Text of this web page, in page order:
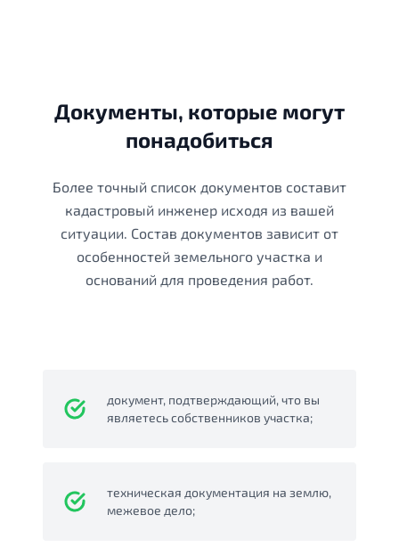
Документы, которые могут
понадобиться
Более точный список документов составит
кадастровый инженер исходя из вашей
ситуации. Состав документов зависит от
особенностей земельного участка и
оснований для проведения работ.
документ, подтверждающий, что вы
являетесь собственников участка;
техническая документация на землю,
межевое дело;